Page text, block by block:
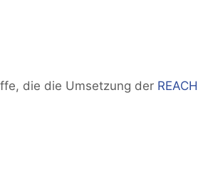
die die Umsetzung der REACH